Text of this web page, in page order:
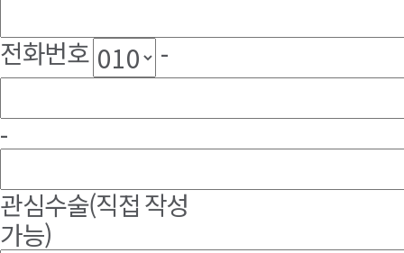
전화번호
-
-
관심수술(직접 작성
가능)